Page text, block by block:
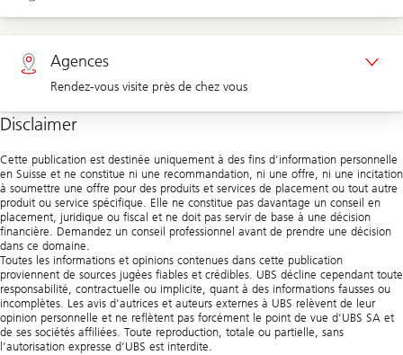
Rendez-vous Clients d'entreprises
Privé 0800 002 556
Entreprises 0844 853 001
Agences
Rendez-vous visite près de chez vous
Agences
Disclaimer
Cette publication est destinée uniquement à des fins d’information personnelle
en Suisse et ne constitue ni une recommandation, ni une offre, ni une incitation
à soumettre une offre pour des produits et services de placement ou tout autre
produit ou service spécifique. Elle ne constitue pas davantage un conseil en
placement, juridique ou fiscal et ne doit pas servir de base à une décision
financière. Demandez un conseil professionnel avant de prendre une décision
dans ce domaine.
Toutes les informations et opinions contenues dans cette publication
proviennent de sources jugées fiables et crédibles. UBS décline cependant toute
responsabilité, contractuelle ou implicite, quant à des informations fausses ou
incomplètes. Les avis d’autrices et auteurs externes à UBS relèvent de leur
opinion personnelle et ne reflètent pas forcément le point de vue d’UBS SA et
de ses sociétés affiliées. Toute reproduction, totale ou partielle, sans
l’autorisation expresse d’UBS est interdite.